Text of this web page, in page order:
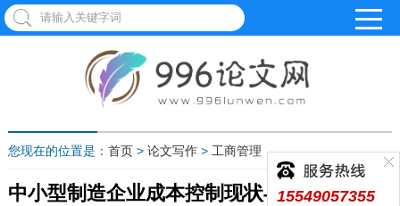
您现在的位置是： 首页> 论文写作> 工商管理
中小型制造企业成本控制现状与管理制度
15549057355